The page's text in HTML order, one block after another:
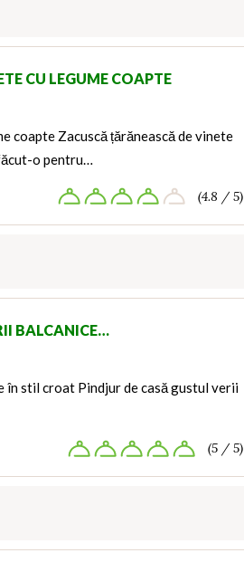
CU LEGUME COAPTE
coapte Zacuscă țărănească de vinete
o pentru…
(4.8 / 5)
BALCANICE…
în stil croat Pindjur de casă gustul verii
(5 / 5)